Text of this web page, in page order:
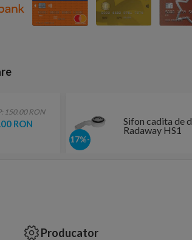
-17%
Sifon cadita de
Radaway HS1
150.00 RON
RON
Producator